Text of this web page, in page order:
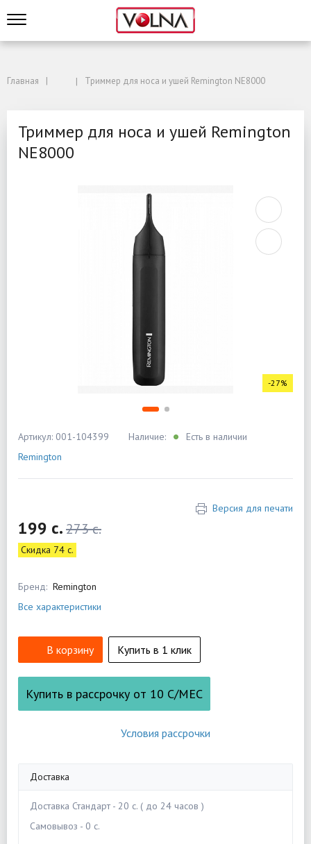
Главная Триммер для носа и ушей Remington NE8000
Триммер для носа и ушей Remington
NE8000
-27%
Артикул: 001-104399 Наличие:
Есть в наличии
Remington
Версия для печати
199 c.273 c.
Скидка 74 c.
Бренд: Remington
Все характеристики
В корзину Купить в 1 клик
Купить в рассрочку от 10 С/МЕС
Условия рассрочки
Доставка
Доставка Стандарт - 20 c. ( до 24 часов )
Самовывоз - 0 c.